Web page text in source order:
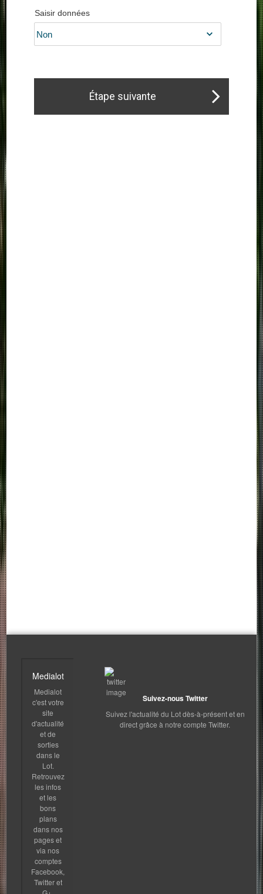
Saisir données
Medialot
Medialot
c'est votre
site
d'actualité
et de
sorties
dans le
Lot.
Retrouvez
les infos
et les
bons
plans
dans nos
pages et
via nos
comptes
Facebook,
Twitter et
Suivez-nous Twitter
Suivez l'actualité du Lot dès-à-présent et en
direct grâce à notre compte Twitter.